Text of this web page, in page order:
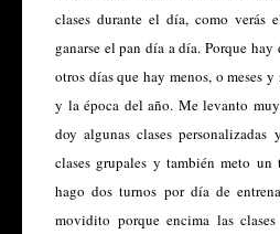
clases durante el día, como verás
ganarse el pan día a día. Porque
otros días que hay menos, o meses y
y la época del año. Me levanto
doy algunas clases personalizadas
clases grupales y también meto
hago dos turnos por día de
movidito porque encima las